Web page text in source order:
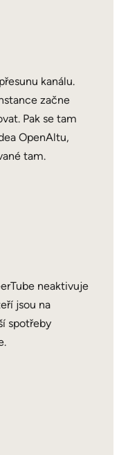
kanálu.
začne
Pak se tam
OpenAltu,
tam.
neaktivuje
jsou na
spotřeby